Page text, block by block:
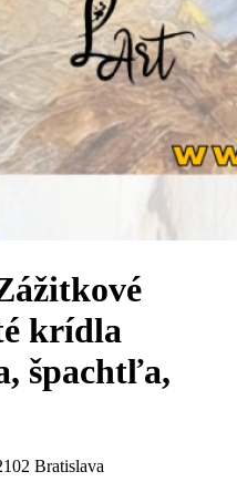
krídla
špachtľa,
Bratislava